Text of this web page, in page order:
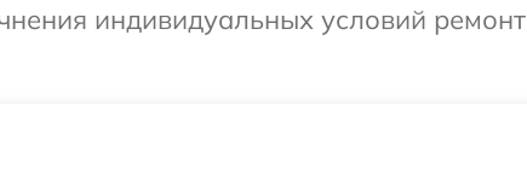
индивидуальных условий